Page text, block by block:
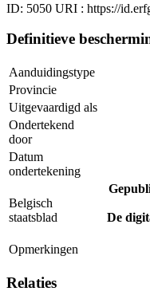
ID: 5050 URI : https://
Definitieve
Aanduidingstype
Provincie
Uitgevaardigd als
Ondertekend
door
Datum
ondertekening
Belgisch
staatsblad
De
Opmerkingen
Relaties